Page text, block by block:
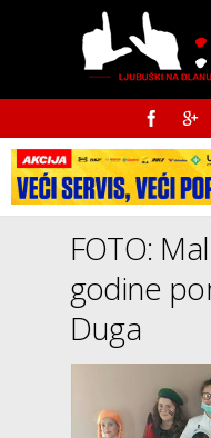
FOTO:
godine
Duga